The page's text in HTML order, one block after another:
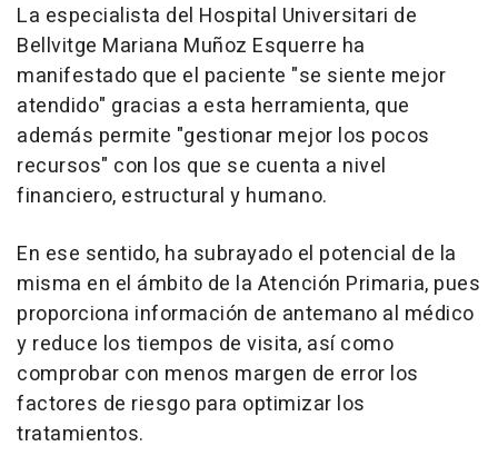
La especialista del Hospital Universitari de
Bellvitge Mariana Muñoz Esquerre ha
manifestado que el paciente "se siente mejor
atendido" gracias a esta herramienta, que
además permite "gestionar mejor los pocos
recursos" con los que se cuenta a nivel
financiero, estructural y humano.
En ese sentido, ha subrayado el potencial de la
misma en el ámbito de la Atención Primaria, pues
proporciona información de antemano al médico
y reduce los tiempos de visita, así como
comprobar con menos margen de error los
factores de riesgo para optimizar los
tratamientos.